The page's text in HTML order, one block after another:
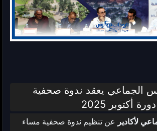
الجماعي يعقد ندوة صحفية
أكتوبر 2025
لأكادير عن تنظيم ندوة صحفية مساء